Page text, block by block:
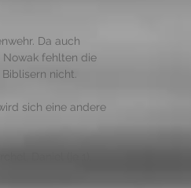
Da auch
Nowak fehlten die
nicht.
sich eine andere
Daniel (je 1).